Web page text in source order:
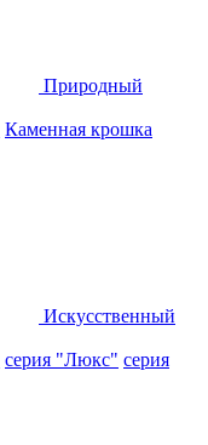
Природный
Каменная крошка
Искусственный
серия "Люкс" серия